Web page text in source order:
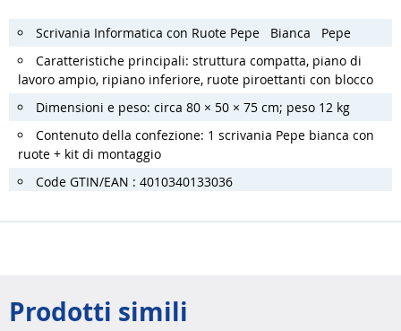
Scrivania Informatica con Ruote Pepe Bianca Pepe
Caratteristiche principali: struttura compatta, piano di
lavoro ampio, ripiano inferiore, ruote piroettanti con blocco
Dimensioni e peso: circa 80 × 50 × 75 cm; peso 12 kg
Contenuto della confezione: 1 scrivania Pepe bianca con
ruote + kit di montaggio
Code GTIN/EAN : 4010340133036
Prodotti simili